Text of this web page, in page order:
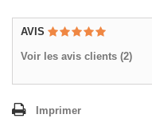
AVIS
Voir les avis clients (2)
Imprimer